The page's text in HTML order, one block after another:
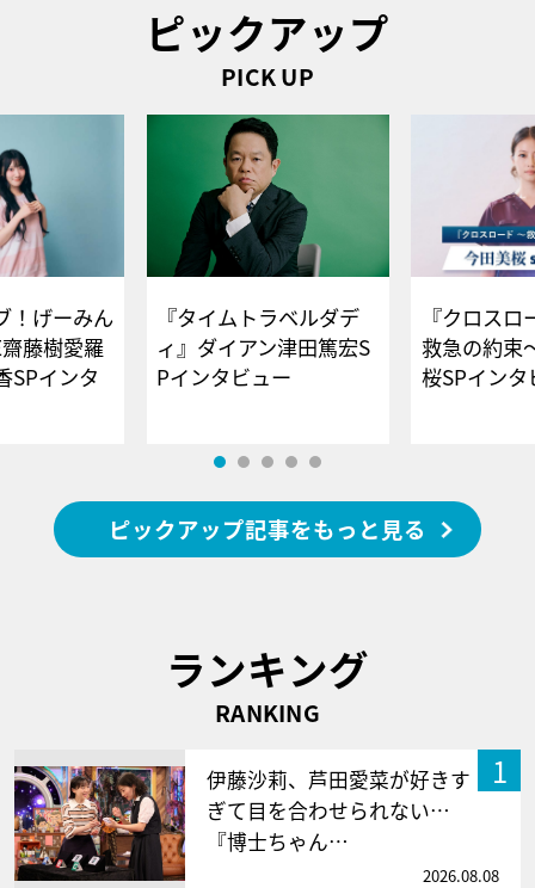
ピックアップ
PICK UP
！げーみん
藤樹愛羅
SPインタ
『タイムトラベルダデ
ィ』ダイアン津田篤宏S
Pインタビュー
『クロス
救急の約束
桜SPイ
ピックアップ記事をもっと見る
ランキング
RANKING
1
伊藤沙莉、芦田愛菜が好きす
ぎて目を合わせられない…
『博士ちゃん…
2026.08.08